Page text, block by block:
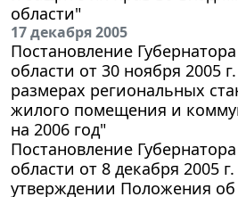
области"
17 декабря 2005
Постановление
области от 30 ноября 2005
размерах региональных
жилого помещения и
на 2006 год"
Постановление
области от 8 декабря 2005
утверждении Положения